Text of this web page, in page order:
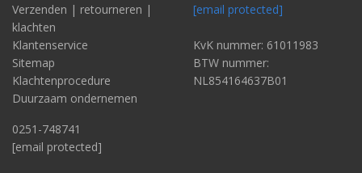
Verzenden | retourneren |
klachten
Klantenservice
Sitemap
Klachtenprocedure
Duurzaam ondernemen
0251-748741
[email protected]
[email protected]
KvK nummer: 61011983
BTW nummer:
NL854164637B01